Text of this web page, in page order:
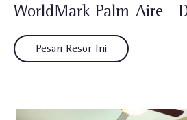
WorldMark Palm-Aire -
Pesan Resor Ini